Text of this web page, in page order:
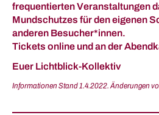
frequentierten Veranstaltungen
Mundschutzes für den eigenen
anderen Besucher*innen.
Tickets online und an der
Euer Lichtblick-Kollektiv
Informationen Stand 1.4.2022. Änderungen